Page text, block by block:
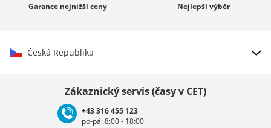
Garance nejnižší ceny Nejlepšívýběr
Česká Republika
Deutschland Österreich
Zákaznický servis (časy v CET)
+43 316 455 123
po-pá: 8:00 - 18:00